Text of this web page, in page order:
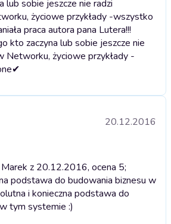
lub sobie jeszcze nie radzi
życiowe przykłady -wszystko
praca autora pana Lutera!!!
kto zaczyna lub sobie jeszcze nie
Networku, życiowe przykłady -
20.12.2016
z 20.12.2016, ocena 5;
podstawa do budowania biznesu w
i konieczna podstawa do
tym systemie :)